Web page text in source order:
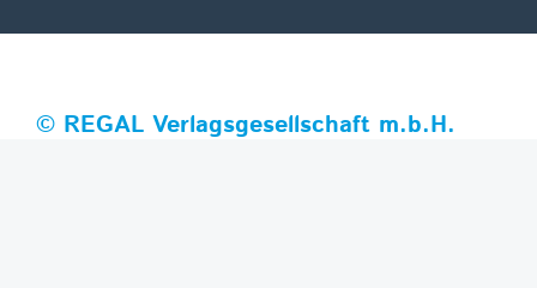
© REGAL Verlagsgesellschaft m.b.H.